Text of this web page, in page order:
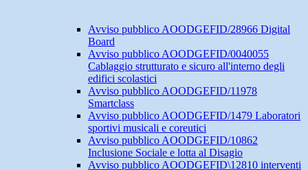
Avviso pubblico AOODGEFID/28966 Digital
Board
Avviso pubblico AOODGEFID/0040055
Cablaggio strutturato e sicuro all'interno degli
edifici scolastici
Avviso pubblico AOODGEFID/11978
Smartclass
Avviso pubblico AOODGEFID/1479 Laboratori
sportivi musicali e coreutici
Avviso pubblico AOODGEFID/10862
Inclusione Sociale e lotta al Disagio
Avviso pubblico AOODGEFID\12810 interventi